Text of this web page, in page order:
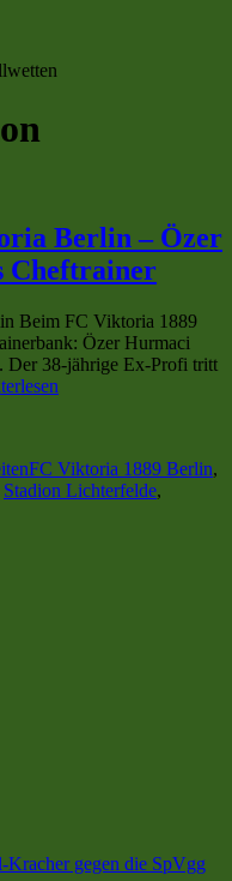
Berlin – Özer
Cheftrainer
Beim FC Viktoria 1889
Özer Hurmaci
Der 38-jährige Ex-Profi tritt
FC Viktoria 1889 Berlin,
Stadion Lichterfelde,
gegen die SpVgg